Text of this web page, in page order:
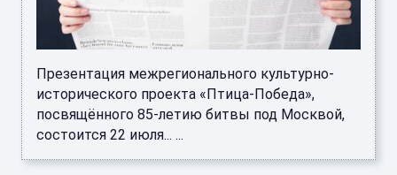
Презентация межрегионального культурно-
исторического проекта «Птица-Победа»,
посвящённого 85-летию битвы под Москвой,
состоится 22 июля... ...